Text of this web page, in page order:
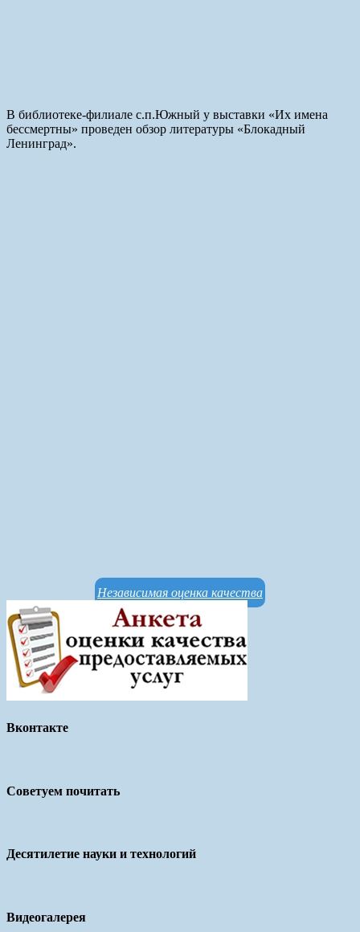
В библиотеке-филиале с.п.Южный у выставки «Их имена
бессмертны» проведен обзор литературы «Блокадный
Ленинград».
Независимая оценка качества
Вконтакте
Советуем почитать
Десятилетие науки и технологий
Видеогалерея